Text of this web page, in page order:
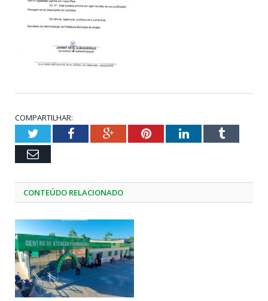
COMPARTILHAR:
TwitterFacebookGoogle+PinterestLinkedInTumblr
Email
CONTEÚDO RELACIONADO